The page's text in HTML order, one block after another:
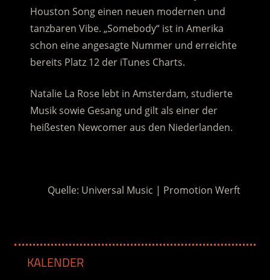
Houston Song einen neuen modernen und
tanzbaren Vibe. „Somebody“ ist in Amerika
schon eine angesagte Nummer und erreichte
bereits Platz 12 der iTunes Charts.
Natalie La Rose lebt in Amsterdam, studierte
Musik sowie Gesang und gilt als einer der
heißesten Newcomer aus den Niederlanden.
Quelle: Universal Music | Promotion Werft
KALENDER